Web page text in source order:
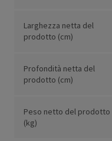
Larghezza netta del
prodotto (cm)
Profondità netta del
prodotto (cm)
Peso netto del prodotto
(kg)